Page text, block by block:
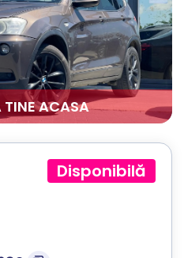
TINE ACASA
Disponibilă